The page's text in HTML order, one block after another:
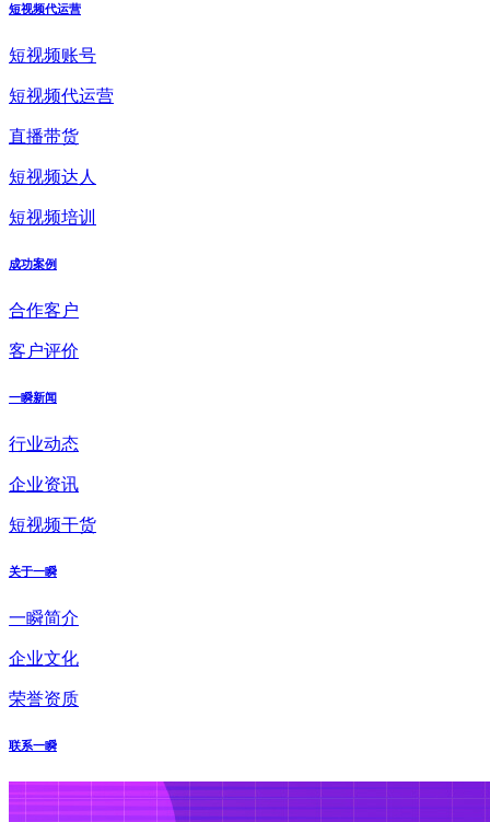
短视频代运营
短视频账号
短视频代运营
直播带货
短视频达人
短视频培训
成功案例
合作客户
客户评价
一瞬新闻
行业动态
企业资讯
短视频干货
关于一瞬
一瞬简介
企业文化
荣誉资质
联系一瞬